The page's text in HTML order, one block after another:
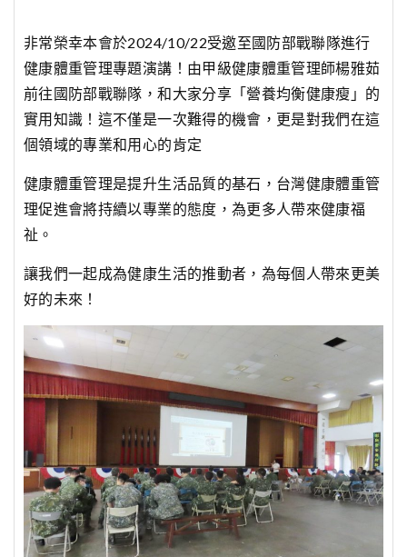
非常榮幸本會於2024/10/22受邀至國防部戰聯隊進行
健康體重管理專題演講！由甲級健康體重管理師楊雅茹
前往國防部戰聯隊，和大家分享「營養均衡健康瘦」的
實用知識！這不僅是一次難得的機會，更是對我們在這
個領域的專業和用心的肯定
健康體重管理是提升生活品質的基石，台灣健康體重管
理促進會將持續以專業的態度，為更多人帶來健康福
祉。
讓我們一起成為健康生活的推動者，為每個人帶來更美
好的未來！